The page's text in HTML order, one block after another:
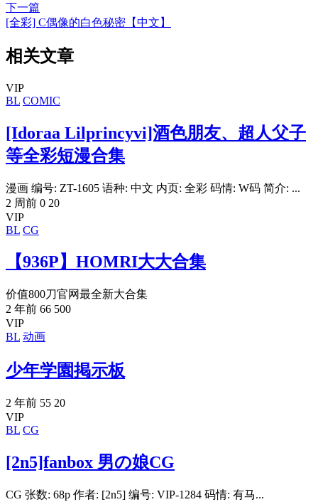
下一篇
[全彩] C偶像的白色秘密【中文】
相关文章
VIP
BL COMIC
[Idoraa Lilprincyvi]酒色朋友、超人父子
等全彩短漫合集
漫画 编号: ZT-1605 语种: 中文 内页: 全彩 码情: W码 简介: ...
2 周前 0 20
VIP
BL CG
【936P】HOMRI大大合集
价值800刀官网最全新大合集
2 年前 66 500
VIP
BL 动画
少年学園掲示板
2 年前 55 20
VIP
BL CG
[2n5]fanbox 男の娘CG
CG 张数: 68p 作者: [2n5] 编号: VIP-1284 码情: 有马...